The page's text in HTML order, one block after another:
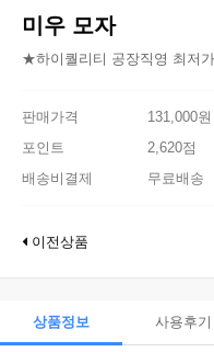
미우 모자
★하이퀄리티 공장직영 최저
판매가격
131,000원
포인트
2,620점
배송비결제
무료배송
이전상품
상품정보 사용후기